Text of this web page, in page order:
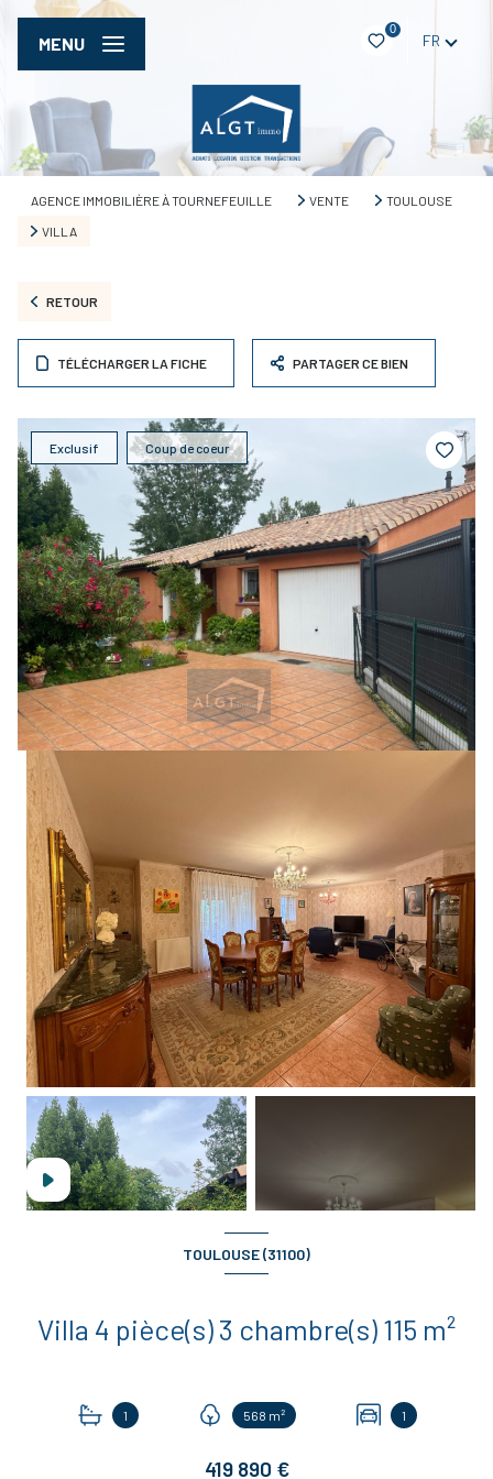
0
FR
MENU
AGENCE IMMOBILIÈRE À TOURNEFEUILLE VENTE
TOULOUSE
VILLA
RETOUR
TÉLÉCHARGER LA FICHE PARTAGER CE BIEN
Exclusif Coup de coeur
TOULOUSE (31100)
Villa 4 pièce(s) 3 chambre(s) 115 m²
1 568 m² 1
419 890 €